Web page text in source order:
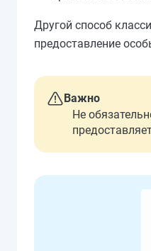
Другой способ
предоставление
Важно
Не